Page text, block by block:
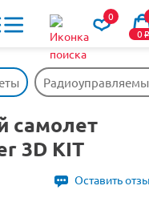
0
0o
самолет
3D KIT
Оставить